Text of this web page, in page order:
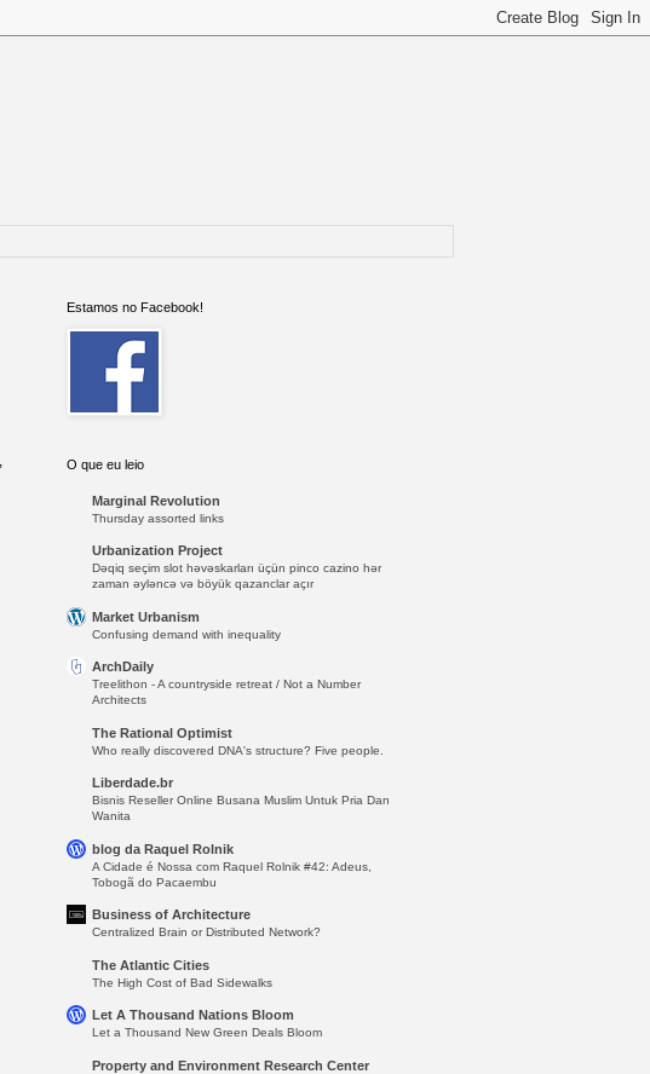
Estamos no Facebook!
O que eu leio
Marginal Revolution
Thursday assorted links
Urbanization Project
Dəqiq seçim slot həvəskarları üçün pinco cazino hər
zaman əyləncə və böyük qazanclar açır
Market Urbanism
Confusing demand with inequality
ArchDaily
Treelithon - A countryside retreat / Not a Number
Architects
The Rational Optimist
Who really discovered DNA's structure? Five people.
Liberdade.br
Bisnis Reseller Online Busana Muslim Untuk Pria Dan
Wanita
blog da Raquel Rolnik
A Cidade é Nossa com Raquel Rolnik #42: Adeus,
Tobogã do Pacaembu
Business of Architecture
Centralized Brain or Distributed Network?
The Atlantic Cities
The High Cost of Bad Sidewalks
Let A Thousand Nations Bloom
Let a Thousand New Green Deals Bloom
Property and Environment Research Center